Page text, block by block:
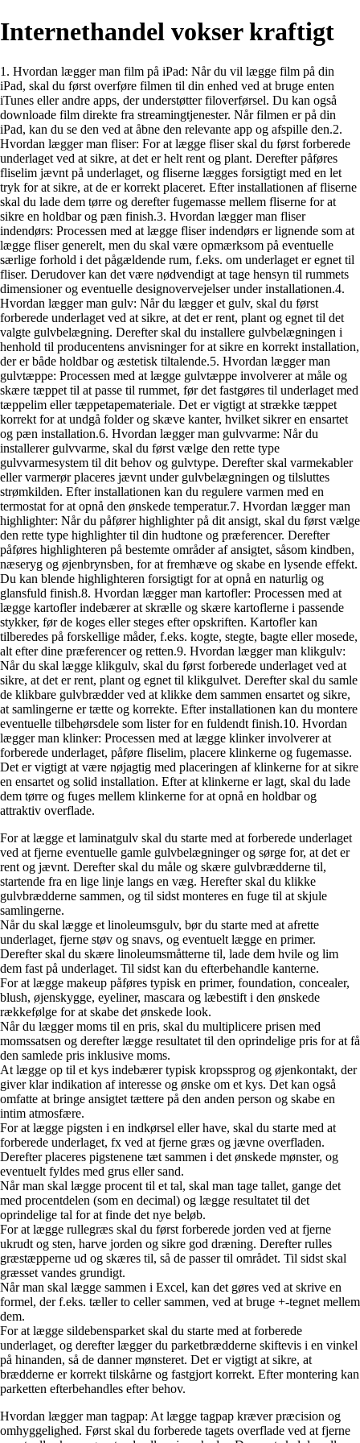
Internethandel vokser kraftigt
1. Hvordan lægger man film på iPad: Når du vil lægge film på din
iPad, skal du først overføre filmen til din enhed ved at bruge enten
iTunes eller andre apps, der understøtter filoverførsel. Du kan også
downloade film direkte fra streamingtjenester. Når filmen er på din
iPad, kan du se den ved at åbne den relevante app og afspille den.2.
Hvordan lægger man fliser: For at lægge fliser skal du først forberede
underlaget ved at sikre, at det er helt rent og plant. Derefter påføres
fliselim jævnt på underlaget, og fliserne lægges forsigtigt med en let
tryk for at sikre, at de er korrekt placeret. Efter installationen af fliserne
skal du lade dem tørre og derefter fugemasse mellem fliserne for at
sikre en holdbar og pæn finish.3. Hvordan lægger man fliser
indendørs: Processen med at lægge fliser indendørs er lignende som at
lægge fliser generelt, men du skal være opmærksom på eventuelle
særlige forhold i det pågældende rum, f.eks. om underlaget er egnet til
fliser. Derudover kan det være nødvendigt at tage hensyn til rummets
dimensioner og eventuelle designovervejelser under installationen.4.
Hvordan lægger man gulv: Når du lægger et gulv, skal du først
forberede underlaget ved at sikre, at det er rent, plant og egnet til det
valgte gulvbelægning. Derefter skal du installere gulvbelægningen i
henhold til producentens anvisninger for at sikre en korrekt installation,
der er både holdbar og æstetisk tiltalende.5. Hvordan lægger man
gulvtæppe: Processen med at lægge gulvtæppe involverer at måle og
skære tæppet til at passe til rummet, før det fastgøres til underlaget med
tæppelim eller tæppetapemateriale. Det er vigtigt at strække tæppet
korrekt for at undgå folder og skæve kanter, hvilket sikrer en ensartet
og pæn installation.6. Hvordan lægger man gulvvarme: Når du
installerer gulvvarme, skal du først vælge den rette type
gulvvarmesystem til dit behov og gulvtype. Derefter skal varmekabler
eller varmerør placeres jævnt under gulvbelægningen og tilsluttes
strømkilden. Efter installationen kan du regulere varmen med en
termostat for at opnå den ønskede temperatur.7. Hvordan lægger man
highlighter: Når du påfører highlighter på dit ansigt, skal du først vælge
den rette type highlighter til din hudtone og præferencer. Derefter
påføres highlighteren på bestemte områder af ansigtet, såsom kindben,
næseryg og øjenbrynsben, for at fremhæve og skabe en lysende effekt.
Du kan blende highlighteren forsigtigt for at opnå en naturlig og
glansfuld finish.8. Hvordan lægger man kartofler: Processen med at
lægge kartofler indebærer at skrælle og skære kartoflerne i passende
stykker, før de koges eller steges efter opskriften. Kartofler kan
tilberedes på forskellige måder, f.eks. kogte, stegte, bagte eller mosede,
alt efter dine præferencer og retten.9. Hvordan lægger man klikgulv:
Når du skal lægge klikgulv, skal du først forberede underlaget ved at
sikre, at det er rent, plant og egnet til klikgulvet. Derefter skal du samle
de klikbare gulvbrædder ved at klikke dem sammen ensartet og sikre,
at samlingerne er tætte og korrekte. Efter installationen kan du montere
eventuelle tilbehørsdele som lister for en fuldendt finish.10. Hvordan
lægger man klinker: Processen med at lægge klinker involverer at
forberede underlaget, påføre fliselim, placere klinkerne og fugemasse.
Det er vigtigt at være nøjagtig med placeringen af klinkerne for at sikre
en ensartet og solid installation. Efter at klinkerne er lagt, skal du lade
dem tørre og fuges mellem klinkerne for at opnå en holdbar og
attraktiv overflade.
For at lægge et laminatgulv skal du starte med at forberede underlaget
ved at fjerne eventuelle gamle gulvbelægninger og sørge for, at det er
rent og jævnt. Derefter skal du måle og skære gulvbrædderne til,
startende fra en lige linje langs en væg. Herefter skal du klikke
gulvbrædderne sammen, og til sidst monteres en fuge til at skjule
samlingerne.
Når du skal lægge et linoleumsgulv, bør du starte med at afrette
underlaget, fjerne støv og snavs, og eventuelt lægge en primer.
Derefter skal du skære linoleumsmåtterne til, lade dem hvile og lim
dem fast på underlaget. Til sidst kan du efterbehandle kanterne.
For at lægge makeup påføres typisk en primer, foundation, concealer,
blush, øjenskygge, eyeliner, mascara og læbestift i den ønskede
rækkefølge for at skabe det ønskede look.
Når du lægger moms til en pris, skal du multiplicere prisen med
momssatsen og derefter lægge resultatet til den oprindelige pris for at få
den samlede pris inklusive moms.
At lægge op til et kys indebærer typisk kropssprog og øjenkontakt, der
giver klar indikation af interesse og ønske om et kys. Det kan også
omfatte at bringe ansigtet tættere på den anden person og skabe en
intim atmosfære.
For at lægge pigsten i en indkørsel eller have, skal du starte med at
forberede underlaget, fx ved at fjerne græs og jævne overfladen.
Derefter placeres pigstenene tæt sammen i det ønskede mønster, og
eventuelt fyldes med grus eller sand.
Når man skal lægge procent til et tal, skal man tage tallet, gange det
med procentdelen (som en decimal) og lægge resultatet til det
oprindelige tal for at finde det nye beløb.
For at lægge rullegræs skal du først forberede jorden ved at fjerne
ukrudt og sten, harve jorden og sikre god dræning. Derefter rulles
græstæpperne ud og skæres til, så de passer til området. Til sidst skal
græsset vandes grundigt.
Når man skal lægge sammen i Excel, kan det gøres ved at skrive en
formel, der f.eks. tæller to celler sammen, ved at bruge +-tegnet mellem
dem.
For at lægge sildebensparket skal du starte med at forberede
underlaget, og derefter lægger du parketbrædderne skiftevis i en vinkel
på hinanden, så de danner mønsteret. Det er vigtigt at sikre, at
brædderne er korrekt tilskårne og fastgjort korrekt. Efter montering kan
parketten efterbehandles efter behov.
Hvordan lægger man tagpap: At lægge tagpap kræver præcision og
omhyggelighed. Først skal du forberede tagets overflade ved at fjerne